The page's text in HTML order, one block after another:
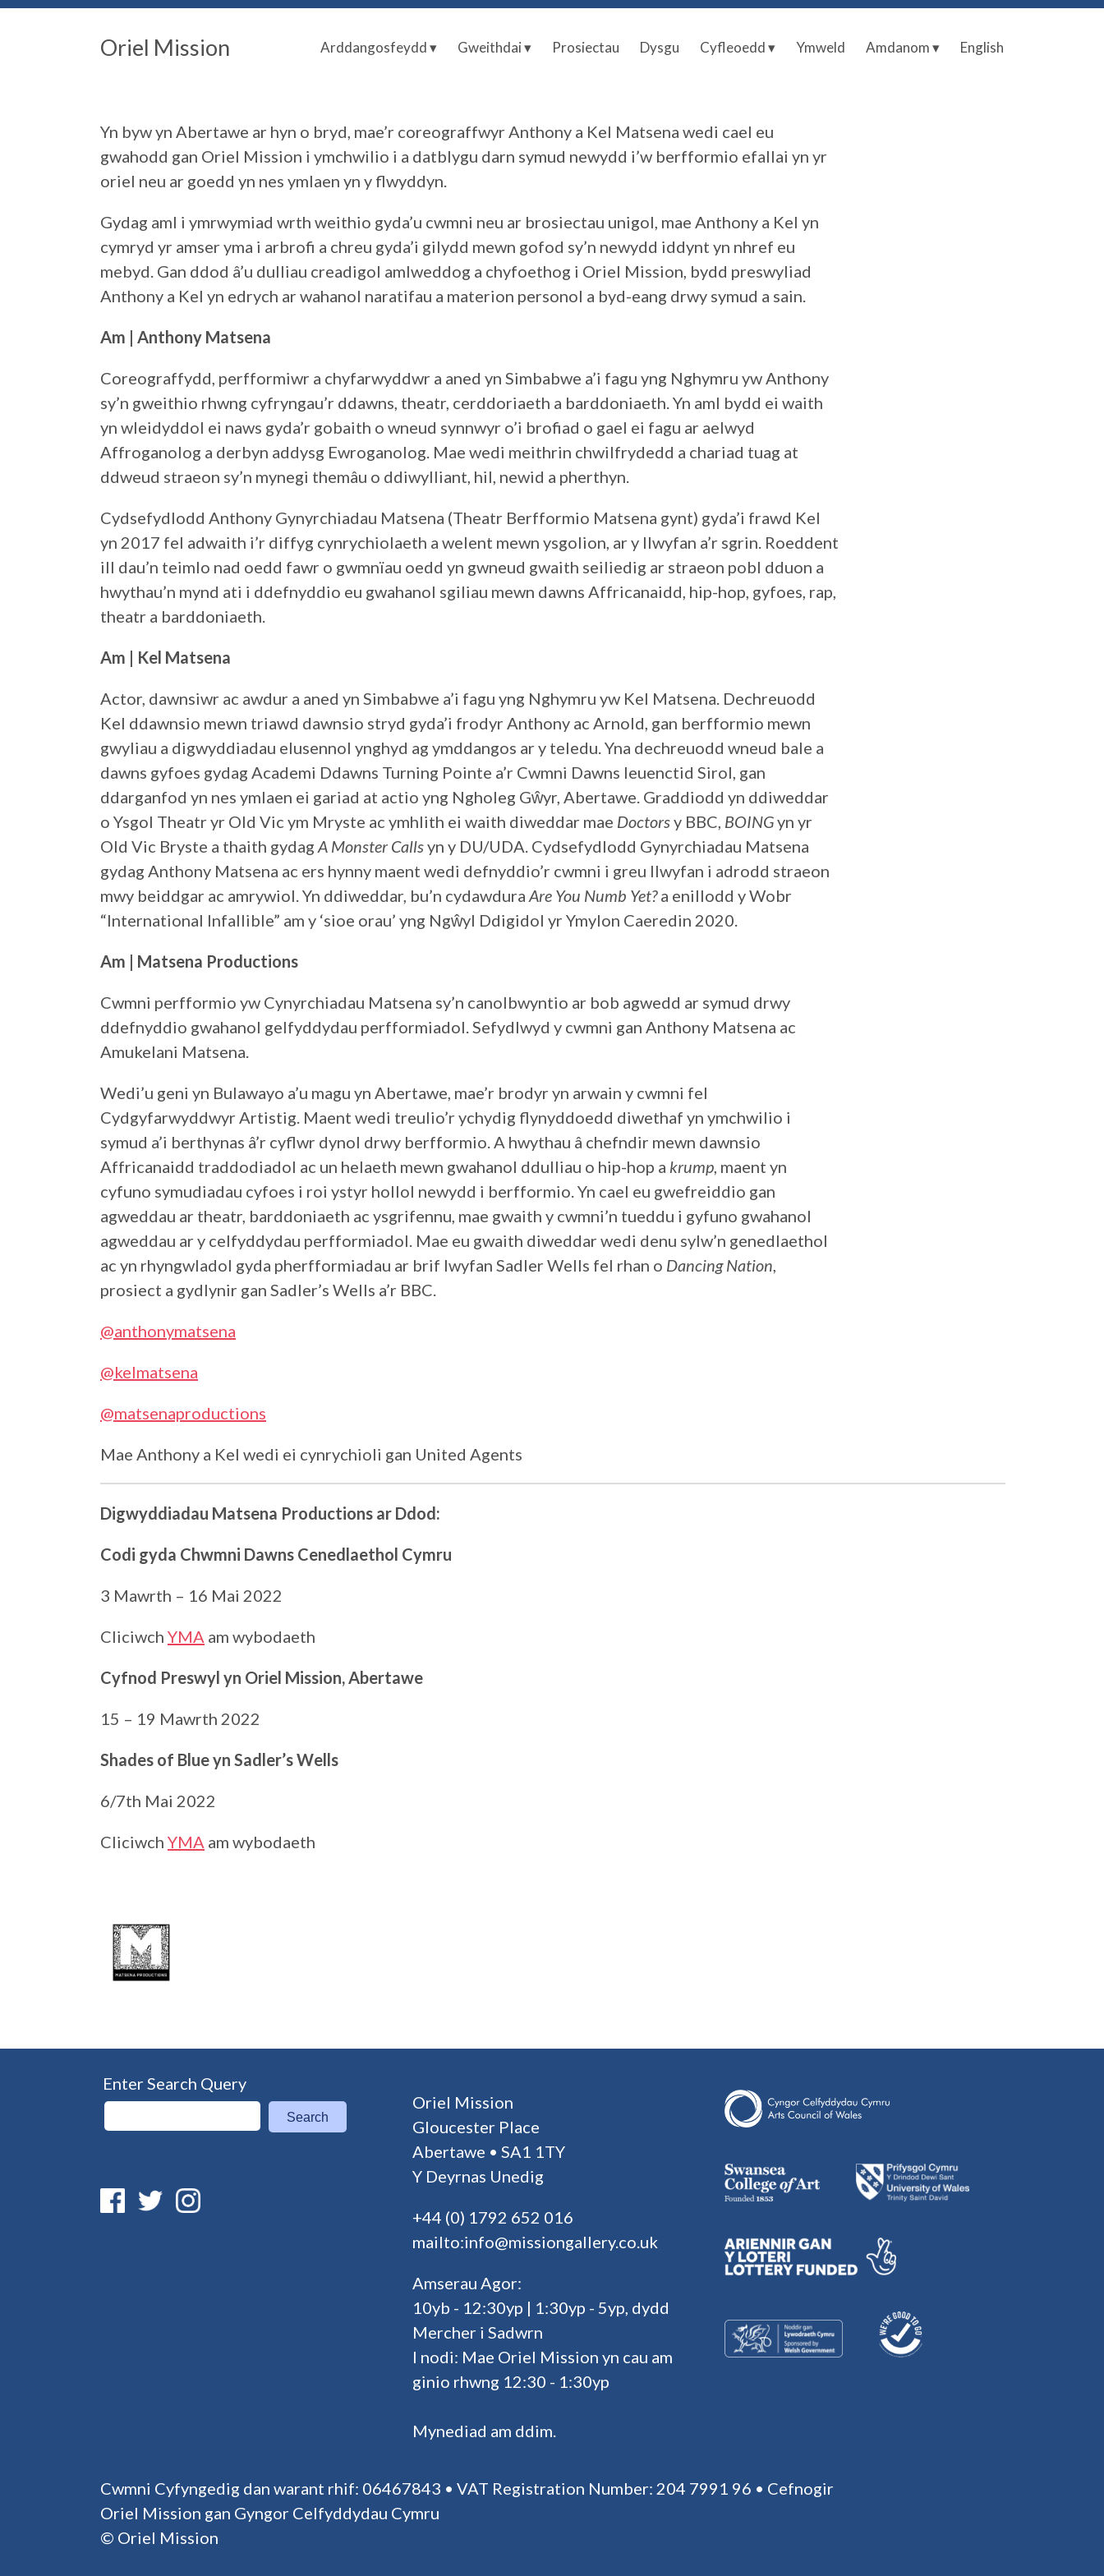
Oriel Mission Arddangosfeydd ▾ Gweithdai ▾ Prosiectau Dysgu Cyfleoedd ▾ Ymweld Amdanom ▾ English
Yn byw yn Abertawe ar hyn o bryd, mae’r coreograffwyr Anthony a Kel Matsena wedi cael eu
gwahodd gan Oriel Mission i ymchwilio i a datblygu darn symud newydd i’w berfformio efallai yn yr
oriel neu ar goedd yn nes ymlaen yn y flwyddyn.
Gydag aml i ymrwymiad wrth weithio gyda’u cwmni neu ar brosiectau unigol, mae Anthony a Kel yn
cymryd yr amser yma i arbrofi a chreu gyda’i gilydd mewn gofod sy’n newydd iddynt yn nhref eu
mebyd. Gan ddod â’u dulliau creadigol amlweddog a chyfoethog i Oriel Mission, bydd preswyliad
Anthony a Kel yn edrych ar wahanol naratifau a materion personol a byd-eang drwy symud a sain.
Am | Anthony Matsena
Coreograffydd, perfformiwr a chyfarwyddwr a aned yn Simbabwe a’i fagu yng Nghymru yw Anthony
sy’n gweithio rhwng cyfryngau’r ddawns, theatr, cerddoriaeth a barddoniaeth. Yn aml bydd ei waith
yn wleidyddol ei naws gyda’r gobaith o wneud synnwyr o’i brofiad o gael ei fagu ar aelwyd
Affroganolog a derbyn addysg Ewroganolog. Mae wedi meithrin chwilfrydedd a chariad tuag at
ddweud straeon sy’n mynegi themâu o ddiwylliant, hil, newid a pherthyn.
Cydsefydlodd Anthony Gynyrchiadau Matsena (Theatr Berfformio Matsena gynt) gyda’i frawd Kel
yn 2017 fel adwaith i’r diffyg cynrychiolaeth a welent mewn ysgolion, ar y llwyfan a’r sgrin. Roeddent
ill dau’n teimlo nad oedd fawr o gwmnïau oedd yn gwneud gwaith seiliedig ar straeon pobl dduon a
hwythau’n mynd ati i ddefnyddio eu gwahanol sgiliau mewn dawns Affricanaidd, hip-hop, gyfoes, rap,
theatr a barddoniaeth.
Am | Kel Matsena
Actor, dawnsiwr ac awdur a aned yn Simbabwe a’i fagu yng Nghymru yw Kel Matsena. Dechreuodd
Kel ddawnsio mewn triawd dawnsio stryd gyda’i frodyr Anthony ac Arnold, gan berfformio mewn
gwyliau a digwyddiadau elusennol ynghyd ag ymddangos ar y teledu. Yna dechreuodd wneud bale a
dawns gyfoes gydag Academi Ddawns Turning Pointe a’r Cwmni Dawns Ieuenctid Sirol, gan
ddarganfod yn nes ymlaen ei gariad at actio yng Ngholeg Gŵyr, Abertawe. Graddiodd yn ddiweddar
o Ysgol Theatr yr Old Vic ym Mryste ac ymhlith ei waith diweddar mae Doctorsy BBC, BOINGyn yr
Old Vic Bryste a thaith gydag A Monster Callsyn y DU/UDA. Cydsefydlodd Gynyrchiadau Matsena
gydag Anthony Matsena ac ers hynny maent wedi defnyddio’r cwmni i greu llwyfan i adrodd straeon
mwy beiddgar ac amrywiol. Yn ddiweddar, bu’n cydawdura Are You Numb Yet?a enillodd y Wobr
“International Infallible” am y ‘sioe orau’ yng Ngŵyl Ddigidol yr Ymylon Caeredin 2020.
Am | Matsena Productions
Cwmni perfformio yw Cynyrchiadau Matsena sy’n canolbwyntio ar bob agwedd ar symud drwy
ddefnyddio gwahanol gelfyddydau perfformiadol. Sefydlwyd y cwmni gan Anthony Matsena ac
Amukelani Matsena.
Wedi’u geni yn Bulawayo a’u magu yn Abertawe, mae’r brodyr yn arwain y cwmni fel
Cydgyfarwyddwyr Artistig. Maent wedi treulio’r ychydig flynyddoedd diwethaf yn ymchwilio i
symud a’i berthynas â’r cyflwr dynol drwy berfformio. A hwythau â chefndir mewn dawnsio
Affricanaidd traddodiadol ac un helaeth mewn gwahanol ddulliau o hip-hop a krump, maent yn
cyfuno symudiadau cyfoes i roi ystyr hollol newydd i berfformio. Yn cael eu gwefreiddio gan
agweddau ar theatr, barddoniaeth ac ysgrifennu, mae gwaith y cwmni’n tueddu i gyfuno gwahanol
agweddau ar y celfyddydau perfformiadol. Mae eu gwaith diweddar wedi denu sylw’n genedlaethol
ac yn rhyngwladol gyda pherfformiadau ar brif lwyfan Sadler Wells fel rhan o Dancing Nation,
prosiect a gydlynir gan Sadler’s Wells a’r BBC.
@anthonymatsena
@kelmatsena
@matsenaproductions
Mae Anthony a Kel wedi ei cynrychioli gan United Agents
Digwyddiadau Matsena Productions ar Ddod:
Codi gyda Chwmni Dawns Cenedlaethol Cymru
3 Mawrth – 16 Mai 2022
Cliciwch YMA am wybodaeth
Cyfnod Preswyl yn Oriel Mission, Abertawe
15 – 19 Mawrth 2022
Shades of Blue yn Sadler’s Wells
6/7th Mai 2022
Cliciwch YMA am wybodaeth
Enter Search Query
Search
Oriel Mission
Gloucester Place
Abertawe • SA1 1TY
Y Deyrnas Unedig
+44 (0) 1792 652 016
mailto:info@missiongallery.co.uk
Amserau Agor:
10yb - 12:30yp | 1:30yp - 5yp, dydd
Mercher i Sadwrn
I nodi: Mae Oriel Mission yn cau am
ginio rhwng 12:30 - 1:30yp
Mynediad am ddim.
Cwmni Cyfyngedig dan warant rhif: 06467843 • VAT Registration Number: 204 7991 96 • Cefnogir
Oriel Mission gan Gyngor Celfyddydau Cymru
© Oriel Mission